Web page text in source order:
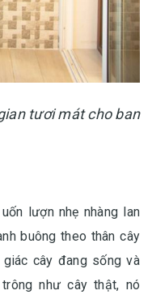
tươi mát cho ban
lượn nhẹ nhàng lan
buông theo thân cây
cây đang sống và
như cây thật, nó